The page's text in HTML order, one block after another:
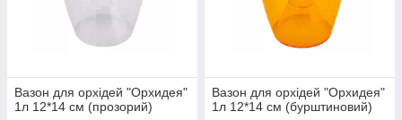
Вазон для орхідей "Орхидея"
1л 12*14 см (прозорий)
Вазон для орхідей "Орхидея"
1л 12*14 см (бурштиновий)